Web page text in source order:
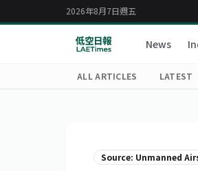
2026年8月7日週五
News
ALL ARTICLES LATEST
Source: Unmanned